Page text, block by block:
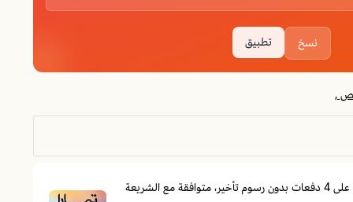
نسخ تطبيق
,
على4دفعات بدون رسوم تأخير، متوافقة مع الشريعة